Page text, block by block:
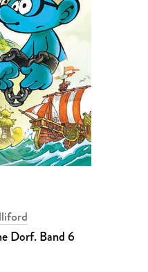
Dorf. Band 6